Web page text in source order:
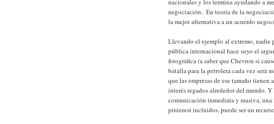
nacionales y los termina ayudando a
negociación. En teoría de la
la mejor alternativa a un acuerdo
Llevando el ejemplo al extremo, nadie
pública internacional hace suyo el
fotográfica (a saber que Chevron si
batalla para la petrolera cada vez será
que las empresas de ese tamaño
interés regados alrededor del mundo.
comunicación inmediata y masiva,
pinterest incluidos, puede ser un